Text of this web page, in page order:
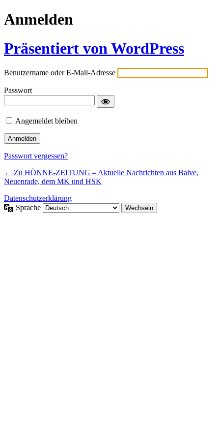
Anmelden
Präsentiert von WordPress
Benutzername oder E-Mail-Adresse
Passwort
Angemeldet bleiben
Passwort vergessen?
← Zu HÖNNE-ZEITUNG – Aktuelle Nachrichten aus Balve,
Neuenrade, dem MK und HSK
Datenschutzerklärung
Sprache